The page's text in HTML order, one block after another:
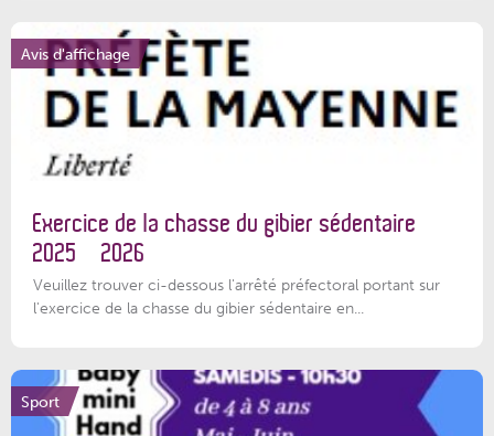
Avis d'affichage
Exercice de la chasse du gibier sédentaire
2025 – 2026
Veuillez trouver ci-dessous l'arrêté préfectoral portant sur
l'exercice de la chasse du gibier sédentaire en...
Sport